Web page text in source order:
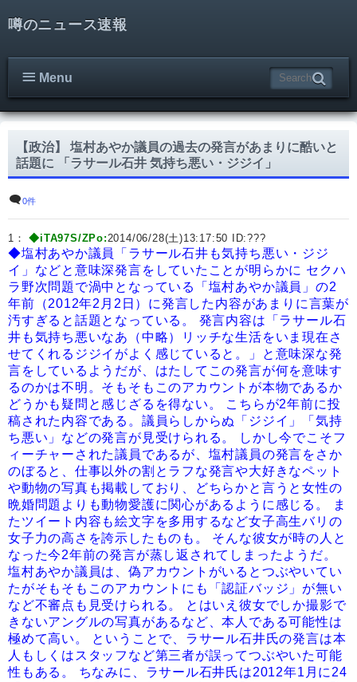
噂のニュース速報
Menu
【政治】 塩村あやか議員の過去の発言があまりに酷いと
話題に 「ラサール石井 気持ち悪い・ジジイ」
0件
1：◆iTA97S/ZPo:2014/06/28(土)13:17:50 ID:???
◆塩村あやか議員「ラサール石井も気持ち悪い・ジジ
イ」などと意味深発言をしていたことが明らかに セクハ
ラ野次問題で渦中となっている「塩村あやか議員」の2
年前（2012年2月2日）に発言した内容があまりに言葉が
汚すぎると話題となっている。 発言内容は「ラサール石
井も気持ち悪いなあ（中略）リッチな生活をいま現在さ
せてくれるジジイがよく感じていると。」と意味深な発
言をしているようだが、はたしてこの発言が何を意味す
るのかは不明。そもそもこのアカウントが本物であるか
どうかも疑問と感じざるを得ない。
こちらが2年前に投
稿された内容である。議員らしからぬ「ジジイ」「気持
ち悪い」などの発言が見受けられる。
しかし今でこそフ
ィーチャーされた議員であるが、塩村議員の発言をさか
のぼると、仕事以外の割とラフな発言や大好きなペット
や動物の写真も掲載しており、どちらかと言うと女性の
晩婚問題よりも動物愛護に関心があるように感じる。
ま
たツイート内容も絵文字を多用するなど女子高生バリの
女子力の高さを誇示したものも。 そんな彼女が時の人と
なった今2年前の発言が蒸し返されてしまったようだ。
塩村あやか議員は、偽アカウントがいるとつぶやいてい
たがそもそもこのアカウントにも「認証バッジ」が無い
など不審点も見受けられる。
とはいえ彼女でしか撮影で
きないアングルの写真があるなど、本人である可能性は
極めて高い。 ということで、ラサール石井氏の発言は本
人もしくはスタッフなど第三者が誤ってつぶやいた可能
性もある。
ちなみに、ラサール石井氏は2012年1月に24